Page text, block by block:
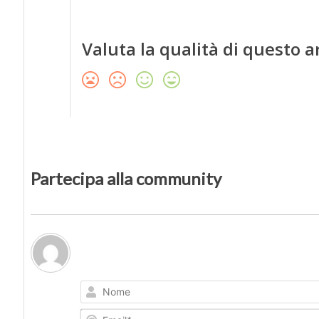
Valuta la qualità di questo
Partecipa alla community